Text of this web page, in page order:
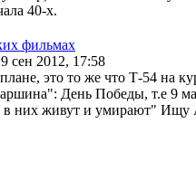
40-х.
фильмах
сен 2012, 17:58
это то же что Т-54 на
День Победы, т.е 9
в них живут и умирают" Ищу